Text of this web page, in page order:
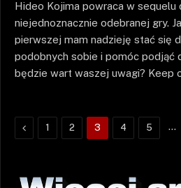
Hideo Kojima powraca w sequelu
niejednoznacznie odebranej gry.
pierwszej mam nadzieję stać się
podobnych sobie i pomóc podjąć
będzie wart waszej uwagi? Keep
Poprzednie
1 2 3 4 5 …